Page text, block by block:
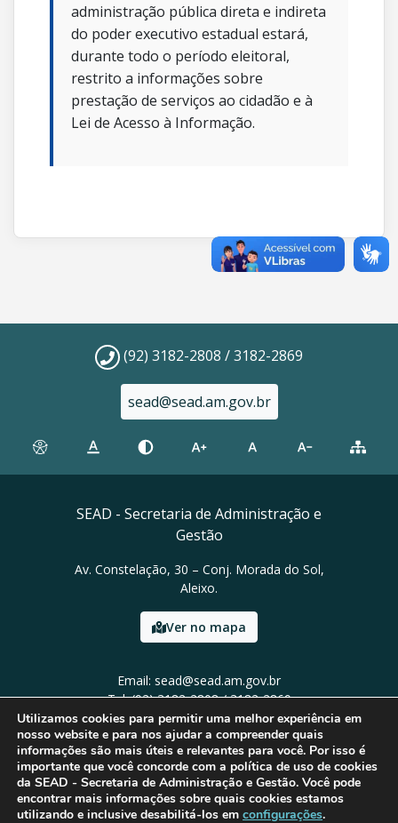
administração pública direta e indireta
do poder executivo estadual estará,
durante todo o período eleitoral,
restrito a informações sobre
prestação de serviços ao cidadão e à
Lei de Acesso à Informação.
(92) 3182-2808 / 3182-2869
sead@sead.am.gov.br
SEAD - Secretaria de Administração e
Gestão
Av. Constelação, 30 – Conj. Morada do Sol,
Aleixo.
Ver no mapa
Email: sead@sead.am.gov.br
Tel: (92) 3182-2808 / 3182-2869
Utilizamos cookies para permitir uma melhor experiência em
nosso website e para nos ajudar a compreender quais
informações são mais úteis e relevantes para você. Por isso é
importante que você concorde com a política de uso de cookies
da SEAD - Secretaria de Administração e Gestão. Você pode
encontrar mais informações sobre quais cookies estamos
utilizando e inclusive desabilitá-los em configurações.